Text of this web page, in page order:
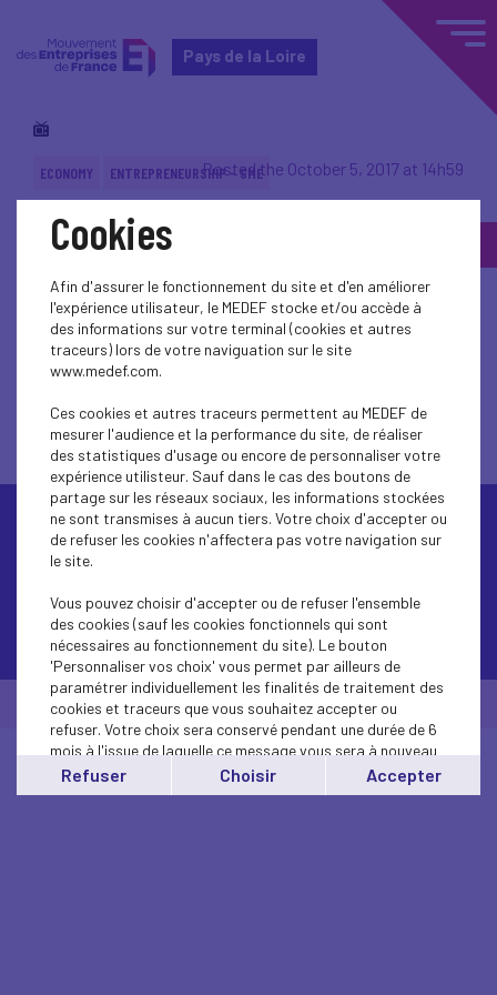
Pays de la Loire
ECONOMY ENTREPRENEURSHIP - SMEPosted the October 5, 2017 at 14h59
Back to topic
Contactez-nous
© Medef Pays de la Loire 2026 -Mentions légales
Cookies
Afin d'assurer le fonctionnement du site et d'en améliorer
l'expérience utilisateur, le MEDEF stocke et/ou accède à
des informations sur votre terminal (cookies et autres
traceurs) lors de votre naviguation sur le site
www.medef.com.
Ces cookies et autres traceurs permettent au MEDEF de
mesurer l'audience et la performance du site, de réaliser
des statistiques d'usage ou encore de personnaliser votre
expérience utilisteur. Sauf dans le cas des boutons de
partage sur les réseaux sociaux, les informations stockées
ne sont transmises à aucun tiers. Votre choix d'accepter ou
de refuser les cookies n'affectera pas votre navigation sur
le site.
Vous pouvez choisir d'accepter ou de refuser l'ensemble
des cookies (sauf les cookies fonctionnels qui sont
nécessaires au fonctionnement du site). Le bouton
'Personnaliser vos choix' vous permet par ailleurs de
paramétrer individuellement les finalités de traitement des
cookies et traceurs que vous souhaitez accepter ou
refuser. Votre choix sera conservé pendant une durée de 6
mois à l'issue de laquelle ce message vous sera à nouveau
affiché..
Vous pouvez modifier votre choix à tout moment en
Refuser Choisir Accepter